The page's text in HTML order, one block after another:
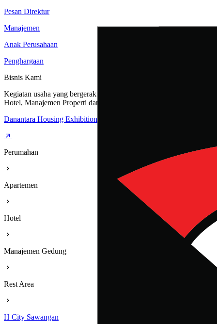
Pesan Direktur
Manajemen
Anak Perusahaan
Penghargaan
Bisnis Kami
Kegiatan usaha yang bergerak dibidang Perumahan, Apartemen,
Hotel, Manajemen Properti dan Rest Area
Danantara Housing Exhibition
Perumahan
Apartemen
Hotel
Manajemen Gedung
Rest Area
H City Sawangan